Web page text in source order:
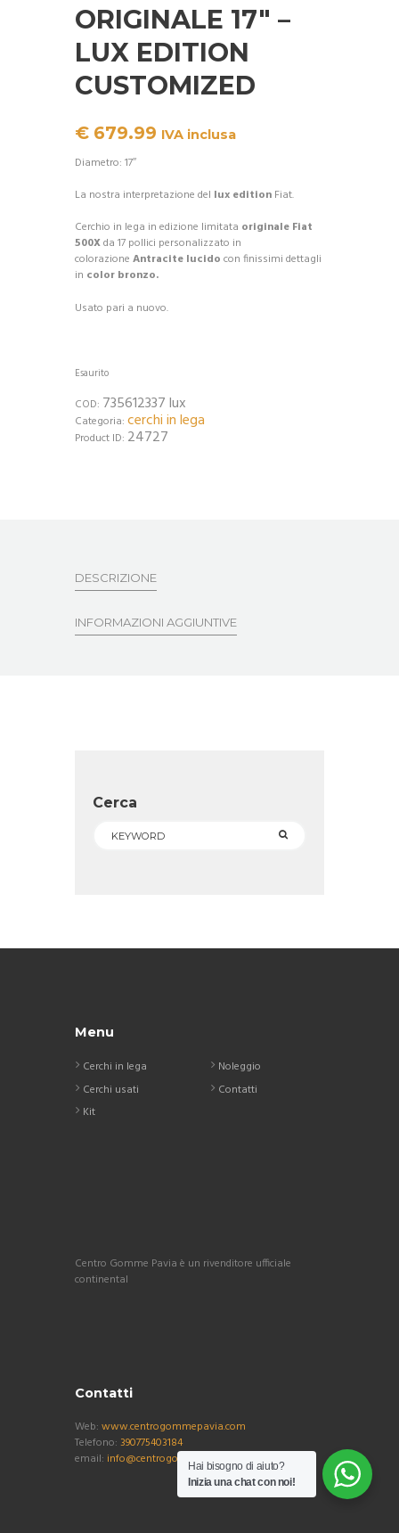
ORIGINALE 17″ –
LUX EDITION
CUSTOMIZED
€ 679.99 IVA inclusa
Diametro: 17″
La nostra interpretazione del lux edition Fiat.
Cerchio in lega in edizione limitata originale Fiat
500Xda 17 pollici personalizzato in
colorazione Antracite lucido con finissimi dettagli
in color bronzo.
Usato pari a nuovo.
Esaurito
COD: 735612337 lux
Categoria: cerchi in lega
Product ID: 24727
DESCRIZIONE
INFORMAZIONI AGGIUNTIVE
Cerca
Menu
Cerchi in lega
Cerchi usati
Kit
Noleggio
Contatti
Centro Gomme Pavia è un rivenditore ufficiale
continental
Contatti
Web: www.centrogommepavia.com
Telefono: 390775403184
email: info@centrogommepavia.com
Hai bisogno di aiuto?
Inizia una chat con noi!